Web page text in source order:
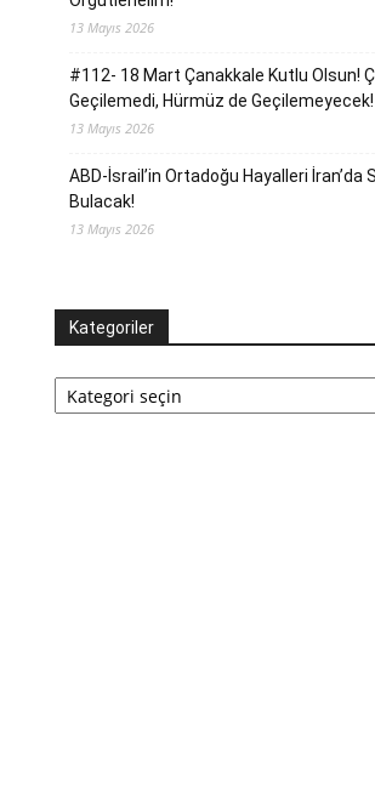
13 Mayıs 2026
#112- 18 Mart Çanakkale Kutlu Olsun!
Geçilemedi, Hürmüz de Geçilemeyecek!
13 Mayıs 2026
ABD-İsrail’in Ortadoğu Hayalleri İran’da
Bulacak!
13 Mayıs 2026
Kategoriler
Kategoriler